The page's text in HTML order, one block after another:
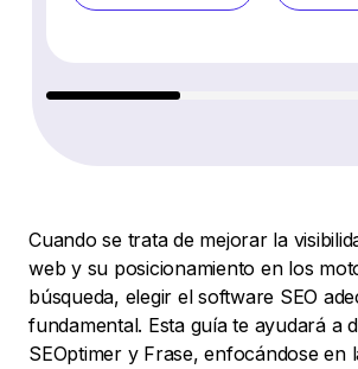
Cuando se trata de mejorar la
web y su posicionamiento en los
búsqueda, elegir el software SEO
fundamental. Esta guía te ayudará a
SEOptimer y Frase, enfocándose en